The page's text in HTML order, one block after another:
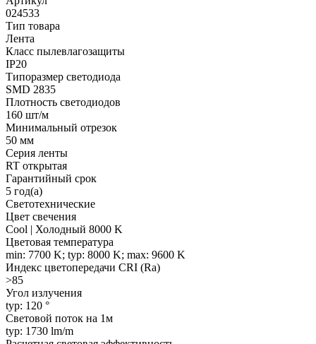
024533
Тип товара
Лента
Класс пылевлагозащиты
IP20
Типоразмер светодиода
SMD 2835
Плотность светодиодов
160 шт/м
Минимальный отрезок
50 мм
Серия ленты
RT открытая
Гарантийный срок
5 год(а)
Светотехнические
Цвет свечения
Cool | Холодный 8000 K
Цветовая температура
min: 7700 K; typ: 8000 K; max: 9600 K
Индекс цветопередачи CRI (Ra)
>85
Угол излучения
typ: 120 °
Световой поток на 1м
typ: 1730 lm/m